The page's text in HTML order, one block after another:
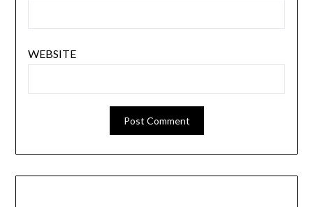
WEBSITE